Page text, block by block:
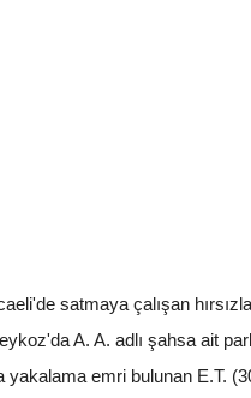
satmaya çalışan
A. A. adlı şahsa ait
yakalama emri bulunan E.T.